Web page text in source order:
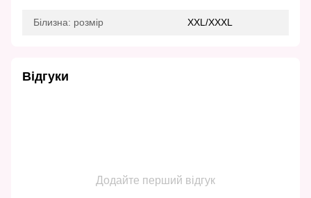
Білизна: розмір XXL/XXXL
Відгуки
Додайте перший відгук